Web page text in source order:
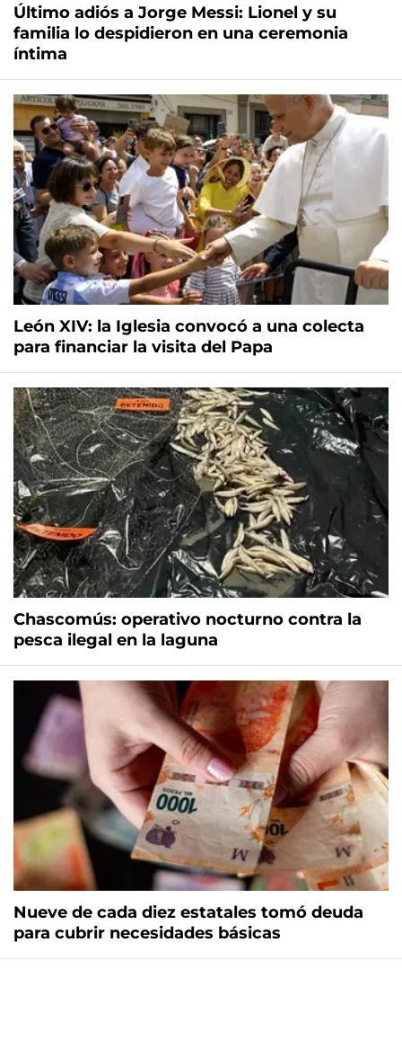
Último adiós a Jorge Messi: Lionel y su
familia lo despidieron en una ceremonia
íntima
León XIV: la Iglesia convocó a una colecta
para financiar la visita del Papa
Chascomús: operativo nocturno contra la
pesca ilegal en la laguna
Nueve de cada diez estatales tomó deuda
para cubrir necesidades básicas